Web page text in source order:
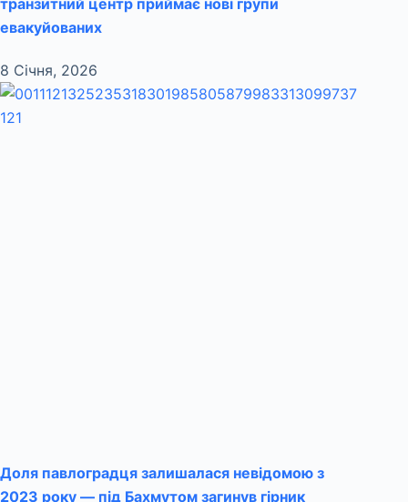
транзитний центр приймає нові групи
евакуйованих
8 Січня, 2026
Доля павлоградця залишалася невідомою з
2023 року — під Бахмутом загинув гірник